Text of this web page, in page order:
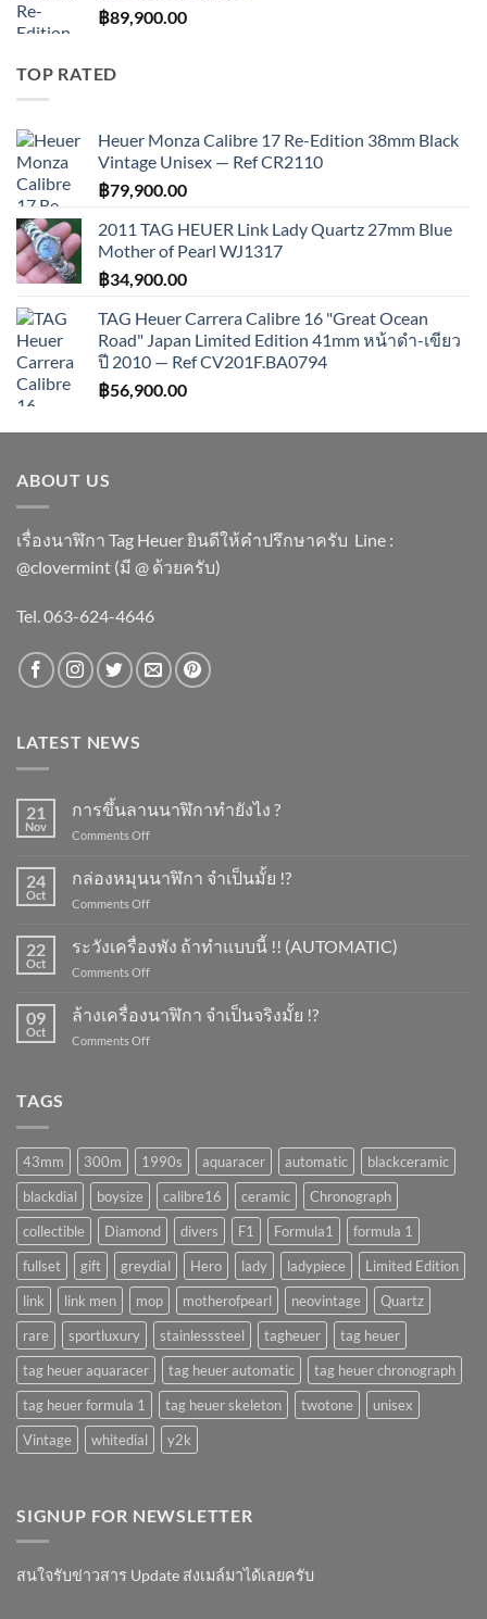
฿89,900.00
TOP RATED
Heuer Monza Calibre 17 Re-Edition 38mm Black
Vintage Unisex — Ref CR2110
฿79,900.00
2011 TAG HEUER Link Lady Quartz 27mm Blue
Mother of Pearl WJ1317
฿34,900.00
TAG Heuer Carrera Calibre 16 "Great Ocean
Road" Japan Limited Edition 41mm หน้าดำ-เขียว
ปี 2010 — Ref CV201F.BA0794
฿56,900.00
ABOUT US
เรื่องนาฬิกา Tag Heuer ยินดีให้คำปรึกษาครับ ​Line :
@clovermint (มี @ ด้วยครับ)
Tel. 063-624-4646
LATEST NEWS
21
Nov
การขึ้นลานนาฬิกาทำยังไง ?
Comments Offon
ลาน
นาฬิกา
ยัง
24
Oct
กล่องหมุนนาฬิกา จำเป็นมั้ย !?
Comments Offon
หมุน
นาฬิกา
จำเป็น
!?
22
Oct
ระวังเครื่องพัง ถ้าทำแบบนี้ !! (AUTOMATIC)
Comments Offon
เครื่อง
พัง
ถ้า
09
Oct
ล้างเครื่องนาฬิกา จำเป็นจริงมั้ย !?
Comments Offon
มั้ย
!?
TAGS
43mm 300m 1990s aquaracer automatic
blackceramic
blackdial
boysize calibre16 ceramic
Chronograph
collectible
Diamond divers F1 Formula1
formula 1
fullset
gift greydial Hero lady ladypiece
Limited Edition
link
link men mop motherofpearl neovintage
Quartz
rare
sportluxury stainlesssteel tagheuer
tag heuer
tag heuer aquaracer
tag heuer automatic
tag heuer chronograph
tag heuer formula 1
tag heuer skeleton twotone
unisex
Vintage
whitedial y2k
SIGNUP FOR NEWSLETTER
สนใจรับข่าวสาร Update ส่งเมล์มาได้เลยครับ